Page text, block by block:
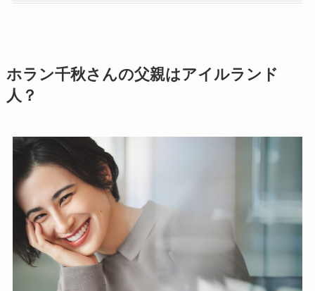
ホラン千秋さんの父親はアイルランド
人？